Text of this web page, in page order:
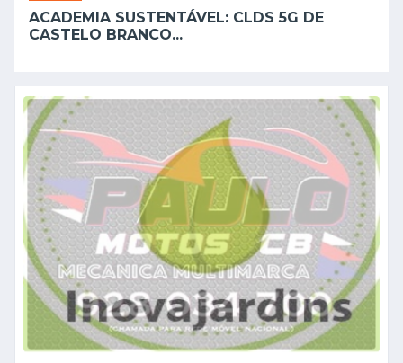
ACADEMIA SUSTENTÁVEL: CLDS 5G DE
CASTELO BRANCO...